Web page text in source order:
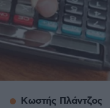
Κωστής Πλάντζος